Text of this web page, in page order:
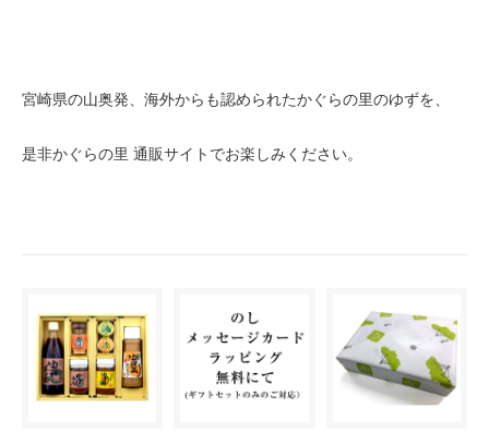
宮崎県の山奥発、海外からも認められたかぐらの里のゆずを、
是非かぐらの里 通販サイトでお楽しみください。